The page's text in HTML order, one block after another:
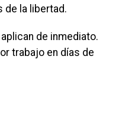
de la libertad.
de inmediato.
trabajo en días de